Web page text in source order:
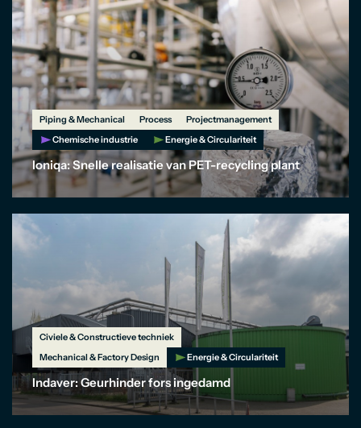
Piping & Mechanical Process
Projectmanagement
Chemische industrie
Energie & Circulariteit
Ioniqa: Snelle realisatie van PET-recycling plant
Civiele & Constructieve techniek
Mechanical & Factory Design
Energie & Circulariteit
Indaver: Geurhinder fors ingedamd